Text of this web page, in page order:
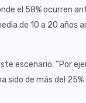
el 58% ocurren
de 10 a 20 años
escenario. “Por
sido de más del